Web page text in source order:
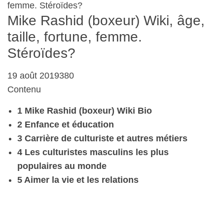
femme. Stéroïdes?
Mike Rashid (boxeur) Wiki, âge,
taille, fortune, femme.
Stéroïdes?
19 août 2019380
Contenu
1 Mike Rashid (boxeur) Wiki Bio
2 Enfance et éducation
3 Carrière de culturiste et autres métiers
4 Les culturistes masculins les plus
populaires au monde
5 Aimer la vie et les relations